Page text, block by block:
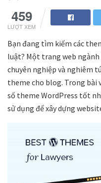
459
LƯỢT XEM
Bạn đang tìm kiếm các
luật? Một trang web
chuyên nghiệp và nghiêm
theme cho blog. Trong bài
số theme WordPress tốt
sử dụng để xây dựng